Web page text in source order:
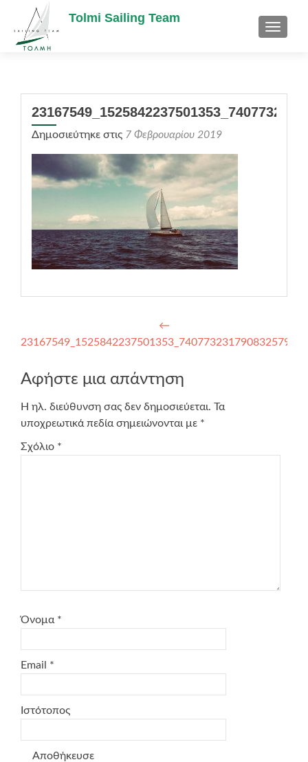
Tolmi Sailing Team
Δημοσιεύτηκε στις 7 Φεβρουαρίου 2019
άρθρων
←
23167549_1525842237501353_7407732317908325790_n
Αφήστε μια απάντηση
Η ηλ. διεύθυνση σας δεν δημοσιεύεται. Τα
υποχρεωτικά πεδία σημειώνονται με *
Σχόλιο *
Όνομα *
Email *
Ιστότοπος
Αποθήκευσε